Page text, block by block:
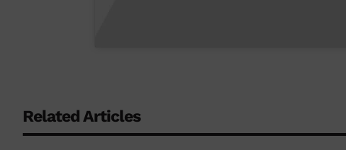
Related Articles